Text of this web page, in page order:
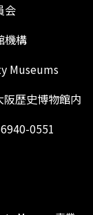
会
機構
Museums
歴史博物館内
0551